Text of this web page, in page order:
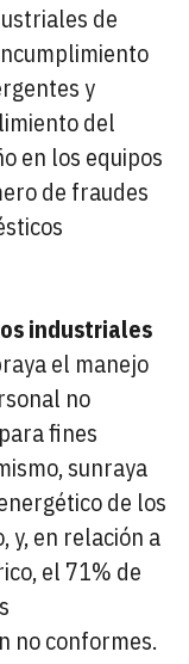
de
y
del
en los equipos
de fraudes
industriales
el manejo
no
fines
sunraya
de los
en relación a
el 71% de
no conformes.